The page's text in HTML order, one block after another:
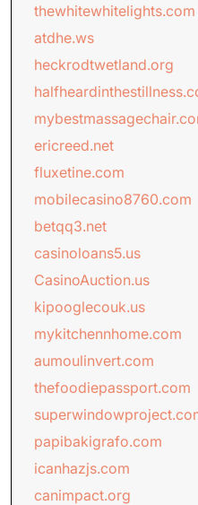
thewhitewhitelights.com
atdhe.ws
heckrodtwetland.org
ericreed.net
fluxetine.com
mobilecasino8760.com
betqq3.net
casinoloans5.us
CasinoAuction.us
kipooglecouk.us
mykitchennhome.com
aumoulinvert.com
thefoodiepassport.com
papibakigrafo.com
icanhazjs.com
canimpact.org